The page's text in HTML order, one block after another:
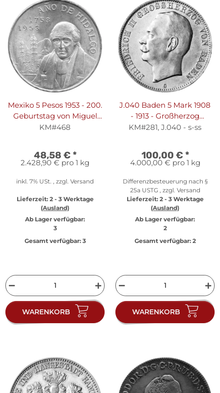
Mexiko 5 Pesos 1953 - 200.
Geburtstag von Miguel
Hidalgo y Costilla - Silber
KM#468
48,58 € *
2.428,90 € pro 1 kg
inkl. 7% USt. , zzgl. Versand
Lieferzeit: 2 - 3 Werktage
(Ausland)
Ab Lager verfügbar:
3
Gesamt verfügbar:3
WARENKORB
J.040 Baden 5 Mark 1908
- 1913 - Großherzog
Friedrich II, - Silber s-ss
KM#281, J.040 - s-ss
100,00 € *
4.000,00 € pro 1 kg
Differenzbesteuerung nach §
25a USTG , zzgl. Versand
Lieferzeit: 2 - 3 Werktage
(Ausland)
Ab Lager verfügbar:
2
Gesamt verfügbar:2
WARENKORB